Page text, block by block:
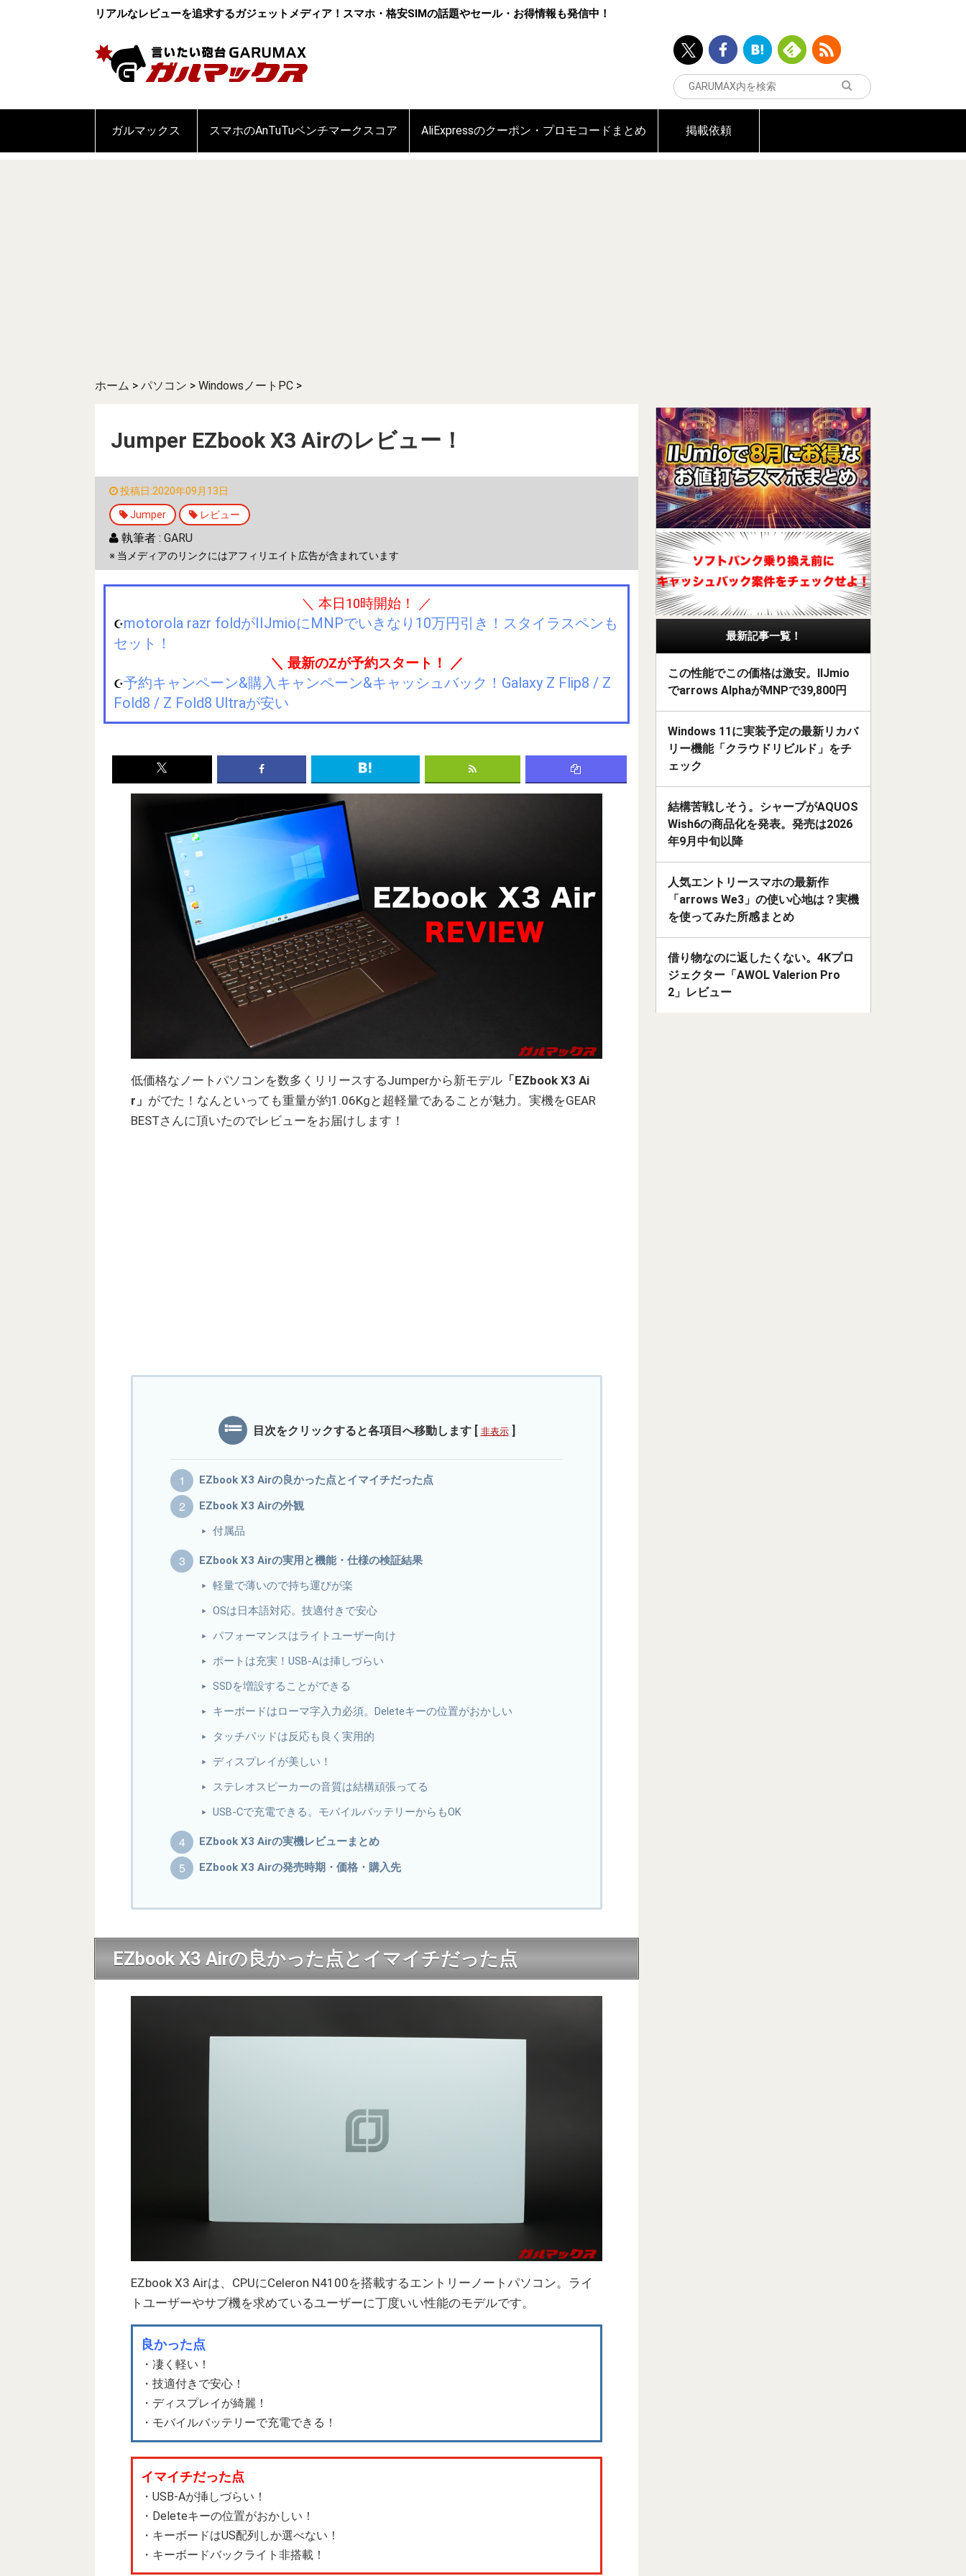
リアルなレビューを追求するガジェットメディア！スマホ・格安SIMの話題やセール・お得情報も発信中！
ガルマックス スマホのAnTuTuベンチマークスコア AliExpressのクーポン・プロモコードまとめ 掲載依頼
ホーム > パソコン > WindowsノートPC >
Jumper EZbook X3 Airのレビュー！
投稿日:2020年09月13日
Jumper レビュー
執筆者 : GARU
※ 当メディアのリンクにはアフィリエイト広告が含まれています
＼ 本日10時開始！ ／
☪️motorola razr foldがIIJmioにMNPでいきなり10万円引き！スタイラスペンも
セット！
＼ 最新のZが予約スタート！ ／
☪️予約キャンペーン&購入キャンペーン&キャッシュバック！Galaxy Z Flip8 / Z
Fold8 / Z Fold8 Ultraが安い
低価格なノートパソコンを数多くリリースするJumperから新モデル 「EZbook X3 Ai
r」 がでた！なんといっても重量が約1.06Kgと超軽量であることが魅力。実機をGEAR
BESTさんに頂いたのでレビューをお届けします！
目次をクリックすると各項目へ移動します [ 非表示 ]
EZbook X3 Airの良かった点とイマイチだった点
EZbook X3 Airの外観
付属品
EZbook X3 Airの実用と機能・仕様の検証結果
軽量で薄いので持ち運びが楽
OSは日本語対応。技適付きで安心
パフォーマンスはライトユーザー向け
ポートは充実！USB-Aは挿しづらい
SSDを増設することができる
キーボードはローマ字入力必須。Deleteキーの位置がおかしい
タッチパッドは反応も良く実用的
ディスプレイが美しい！
ステレオスピーカーの音質は結構頑張ってる
USB-Cで充電できる。モバイルバッテリーからもOK
EZbook X3 Airの実機レビューまとめ
EZbook X3 Airの発売時期・価格・購入先
EZbook X3 Airの良かった点とイマイチだった点
EZbook X3 Airは、CPUにCeleron N4100を搭載するエントリーノートパソコン。ライ
トユーザーやサブ機を求めているユーザーに丁度いい性能のモデルです。
良かった点
・凄く軽い！
・技適付きで安心！
・ディスプレイが綺麗！
・モバイルバッテリーで充電できる！
イマイチだった点
・USB-Aが挿しづらい！
・Deleteキーの位置がおかしい！
・キーボードはUS配列しか選べない！
・キーボードバックライト非搭載！
最新記事一覧！
この性能でこの価格は激安。IIJmio
でarrows AlphaがMNPで39,800円
Windows 11に実装予定の最新リカバ
リー機能「クラウドリビルド」をチ
ェック
結構苦戦しそう。シャープがAQUOS
Wish6の商品化を発表。発売は2026
年9月中旬以降
人気エントリースマホの最新作
「arrows We3」の使い心地は？実機
を使ってみた所感まとめ
借り物なのに返したくない。4Kプロ
ジェクター「AWOL Valerion Pro
2」レビュー